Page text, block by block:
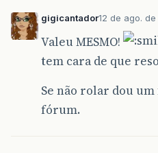
gigicantador12 de ago.
Valeu MESMO!
tem cara de que
Se não rolar dou
fórum.